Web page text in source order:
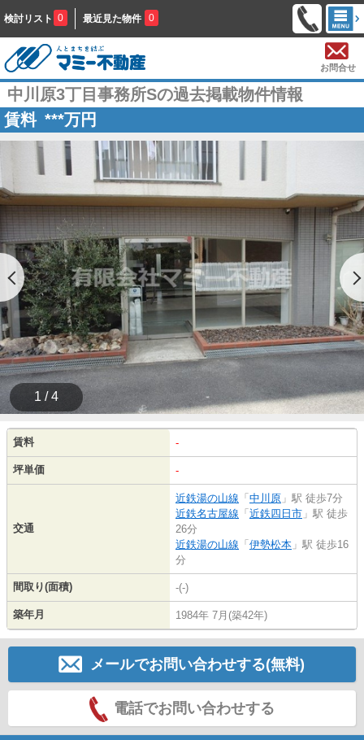
検討リスト 0 最近見た物件 0
お問合せ
中川原3丁目事務所Sの過去掲載物件情報
賃料 ***万円
1 / 4
賃料 -
坪単価 -
交通
近鉄湯の山線 「 中川原 」駅 徒歩7分
近鉄名古屋線 「 近鉄四日市 」駅 徒歩
26分
近鉄湯の山線 「 伊勢松本 」駅 徒歩16
分
間取り(面積) -(-)
築年月 1984年 7月(築42年)
メールでお問い合わせする(無料)
電話でお問い合わせする